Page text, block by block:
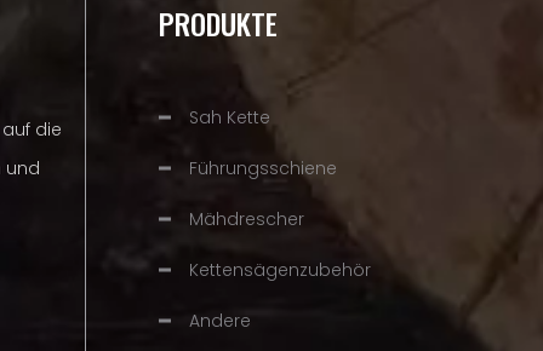
auf die
und
PRODUKTE
Sah Kette
Führungsschiene
Mähdrescher
Kettensägenzubehör
Andere